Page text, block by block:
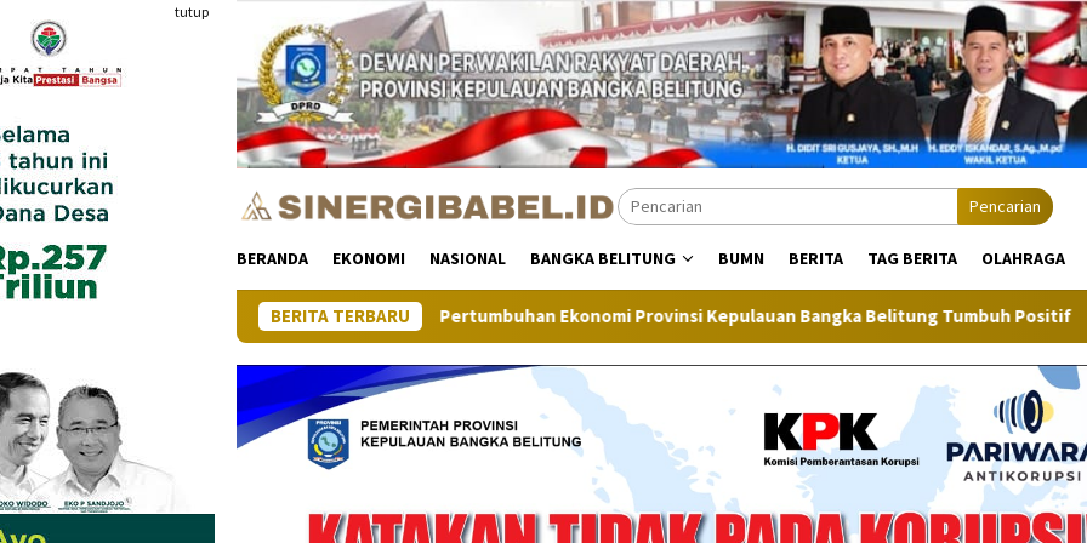
konten
tutup
Pencarian
BERANDA EKONOMI NASIONAL BANGKA BELITUNG BUMN BERITA TAG BERITA OLAHRAGA
BERITA TERBARU
Pertumbuhan Ekonomi Provinsi Kepulauan Bangka Belitung Tumbuh Positif Inflasi Bangka